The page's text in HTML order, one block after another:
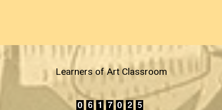
Learners of Art Classroom